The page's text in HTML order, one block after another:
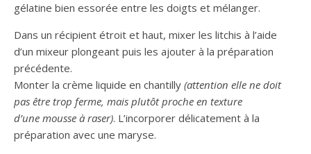
gélatine bien essorée entre les doigts et mélanger.
Dans un récipient étroit et haut, mixer les litchis à l’aide
d’un mixeur plongeant puis les ajouter à la préparation
précédente.
Monter la crème liquide en chantilly (attention elle ne doit
pas être trop ferme, mais plutôt proche en texture
d’une mousse à raser). L’incorporer délicatement à la
préparation avec une maryse.